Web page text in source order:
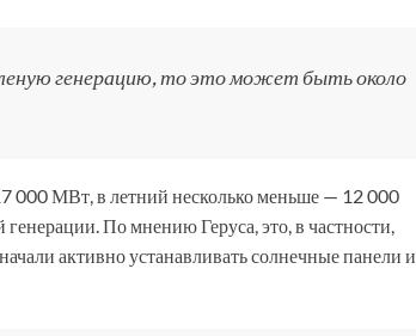
генерацию, то это может быть около
000 МВт, в летний несколько меньше — 12 000
По мнению Геруса, это, в частности,
активно устанавливать солнечные панели и